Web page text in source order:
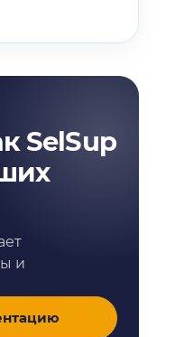
SelSup
и